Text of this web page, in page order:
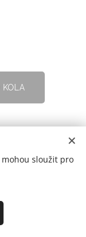
KOLA
mohou sloužit pro